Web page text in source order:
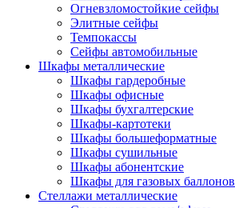
Огневзломостойкие сейфы
Элитные сейфы
Темпокассы
Сейфы автомобильные
Шкафы металлические
Шкафы гардеробные
Шкафы офисные
Шкафы бухгалтерские
Шкафы-картотеки
Шкафы большеформатные
Шкафы сушильные
Шкафы абонентские
Шкафы для газовых баллонов
Стеллажи металлические